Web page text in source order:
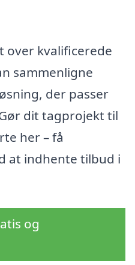
over kvalificerede
sammenligne
der passer
dit tagprojekt til
her – få
at indhente tilbud i
og